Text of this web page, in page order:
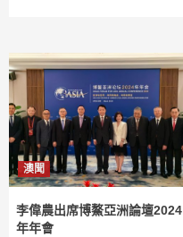
澳聞
李偉農出席博鰲亞洲論壇2024
年年會